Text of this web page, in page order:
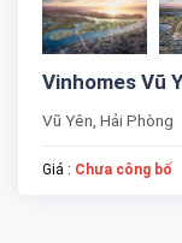
Vinhomes Vũ
Vũ Yên, Hải Phòng
Giá : Chưa công bố